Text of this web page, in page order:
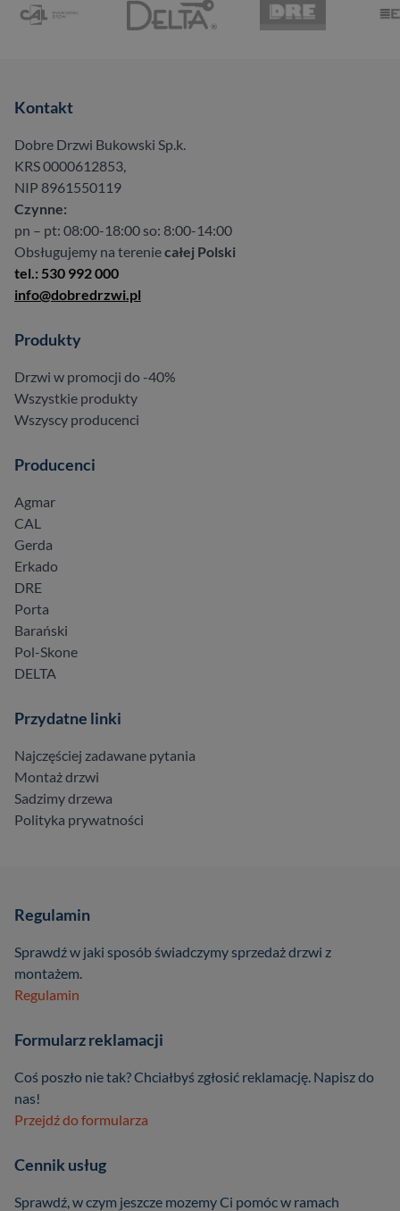
Kontakt
Dobre Drzwi Bukowski Sp.k.
KRS 0000612853,
NIP 8961550119
Czynne:
pn – pt: 08:00-18:00 so: 8:00-14:00
Obsługujemy na tereniecałej Polski
tel.: 530 992 000
info@dobredrzwi.pl
Produkty
Drzwi w promocji do -40%
Wszystkie produkty
Wszyscy producenci
Producenci
Agmar
CAL
Gerda
Erkado
DRE
Porta
Barański
Pol-Skone
DELTA
Przydatne linki
Najczęściej zadawane pytania
Montaż drzwi
Sadzimy drzewa
Polityka prywatności
Regulamin
Sprawdź w jaki sposób świadczymy sprzedaż drzwi z
montażem.
Regulamin
Formularz reklamacji
Coś poszło nie tak? Chciałbyś zgłosić reklamację. Napisz do
nas!
Przejdź do formularza
Cennik usług
Sprawdź, w czym jeszcze mozemy Ci pomóc w ramach